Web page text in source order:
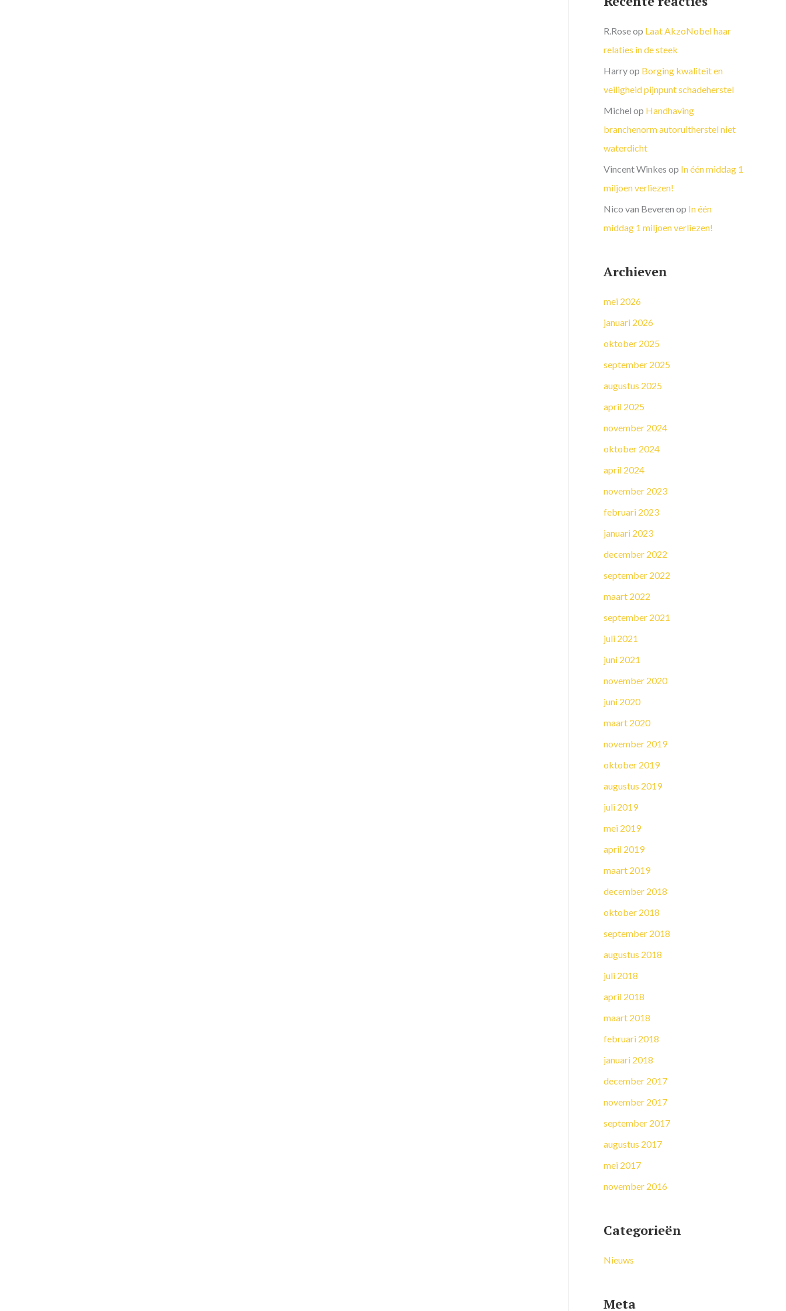
R.Roseop Laat AkzoNobel haar
relaties in de steek
Harryop Borging kwaliteit en
veiligheid pijnpunt schadeherstel
Michel op Handhaving
branchenorm autoruitherstel niet
waterdicht
Vincent Winkes op In één middag 1
miljoen verliezen!
Nico van Beveren op In één
middag 1 miljoen verliezen!
Archieven
mei 2026
januari 2026
oktober 2025
september 2025
augustus 2025
april 2025
november 2024
oktober 2024
april 2024
november 2023
februari 2023
januari 2023
december 2022
september 2022
maart 2022
september 2021
juli 2021
juni 2021
november 2020
juni 2020
maart 2020
november 2019
oktober 2019
augustus 2019
juli 2019
mei 2019
april 2019
maart 2019
december 2018
oktober 2018
september 2018
augustus 2018
juli 2018
april 2018
maart 2018
februari 2018
januari 2018
december 2017
november 2017
september 2017
augustus 2017
mei 2017
november 2016
Categorieën
Nieuws
Meta